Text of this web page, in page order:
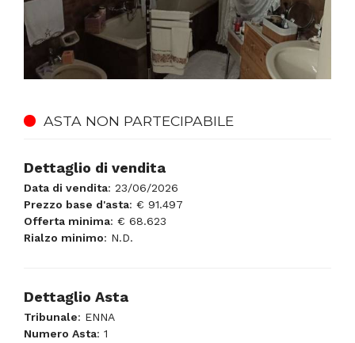
ASTA NON PARTECIPABILE
Dettaglio di vendita
Data di vendita: 23/06/2026
Prezzo base d'asta: € 91.497
Offerta minima: € 68.623
Rialzo minimo: N.D.
Dettaglio Asta
Tribunale: ENNA
Numero Asta: 1